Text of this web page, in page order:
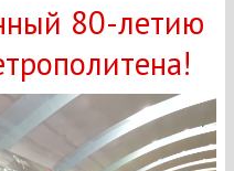
80-летию